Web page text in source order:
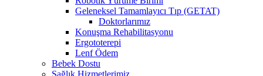
Geleneksel Tamamlayıcı Tıp (GETAT)
Doktorlarımız
Konuşma Rehabilitasyonu
Ergototerepi
Lenf Ödem
Bebek Dostu
Sağlık Hizmetlerimiz